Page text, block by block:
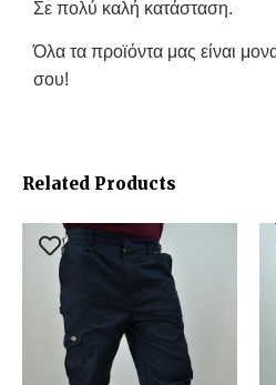
Σε πολύ καλή κατάσταση.
Όλα τα προϊόντα μας είναι
σου!
Related Products